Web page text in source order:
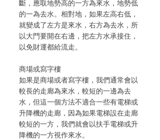
斷，應取地勢高的一方為來水，地勢低
的一為去水。相對地，如果左高右低，
就變成了左方是來水，右方為去水，所
以大門要開在右邊，把左方水承接住，
以免財運都給流走。
商場或寫字樓
如果是商場或者寫字樓，我們通常會以
較長的走廊為來水，較短的一邊為去
水，但這一個方法不適合一些有電梯或
升降機的走廊，因為如果電梯設在走廊
較短的一方，我們就會以扶手電梯或升
降機的一方視作來水。